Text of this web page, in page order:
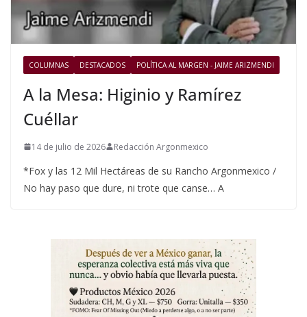
COLUMNAS DESTACADOS POLÍTICA AL MARGEN - JAIME ARIZMENDI
A la Mesa: Higinio y Ramírez
Cuéllar
14 de julio de 2026 Redacción Argonmexico
*Fox y las 12 Mil Hectáreas de su Rancho Argonmexico /
No hay paso que dure, ni trote que canse… A